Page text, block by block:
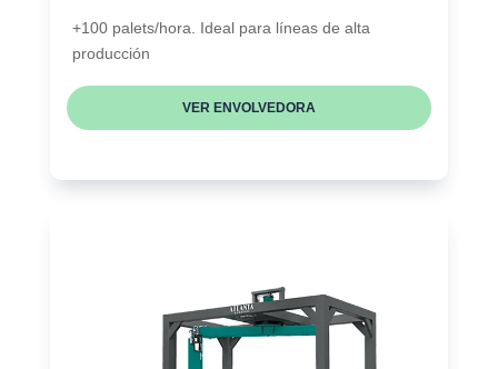
+100 palets/hora. Ideal para líneas de alta
producción
VER ENVOLVEDORA